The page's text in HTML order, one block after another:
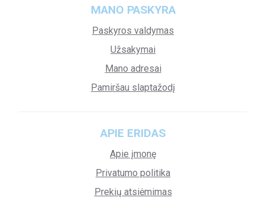
MANO PASKYRA
Paskyros valdymas
Užsakymai
Mano adresai
Pamiršau slaptažodį
APIE ERIDAS
Apie įmonę
Privatumo politika
Prekių atsiėmimas